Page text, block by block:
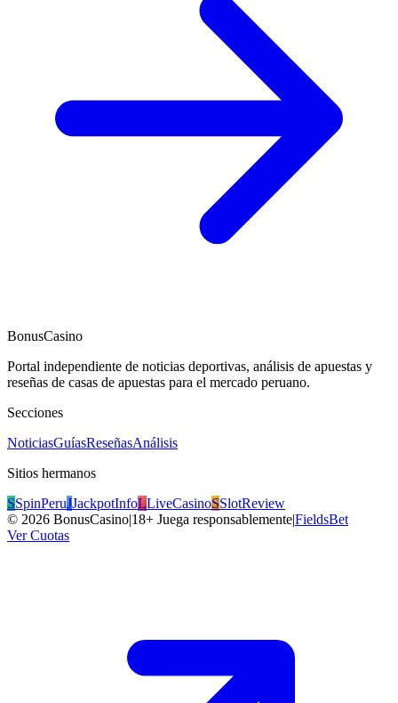
BonusCasino
Portal independiente de noticias deportivas, análisis de apuestas y
reseñas de casas de apuestas para el mercado peruano.
Secciones
NoticiasGuíasReseñasAnálisis
Sitios hermanos
SSpinPeruJJackpotInfoLLiveCasinoSSlotReview
© 2026 BonusCasino|18+ Juega responsablemente|FieldsBet
Ver Cuotas